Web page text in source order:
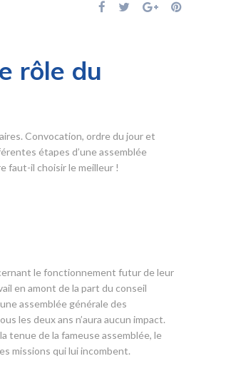
rôle du
Convocation, ordre du jour et
étapes d’une assemblée
faut-il choisir le meilleur !
le fonctionnement futur de leur
en amont de la part du conseil
assemblée générale des
les deux ans n’aura aucun impact.
tenue de la fameuse assemblée, le
missions qui lui incombent.